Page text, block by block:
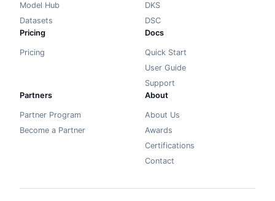
Model Hub
Datasets
DKS
DSC
Pricing
Pricing
Docs
Quick Start
User Guide
Support
Partners
Partner Program
Become a Partner
About
About Us
Awards
Certifications
Contact